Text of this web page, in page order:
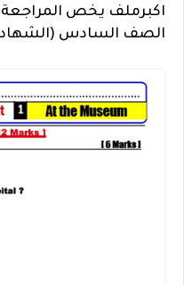
اكبرملف يخص المراجعة
الصف السادس (الشهادة